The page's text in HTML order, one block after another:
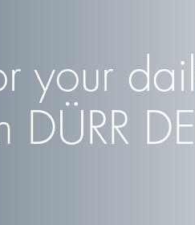
your
DÜRR